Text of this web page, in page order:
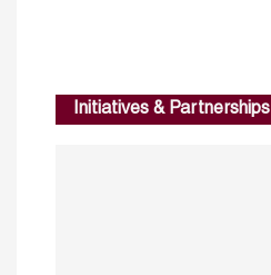
Initiatives & Partnerships